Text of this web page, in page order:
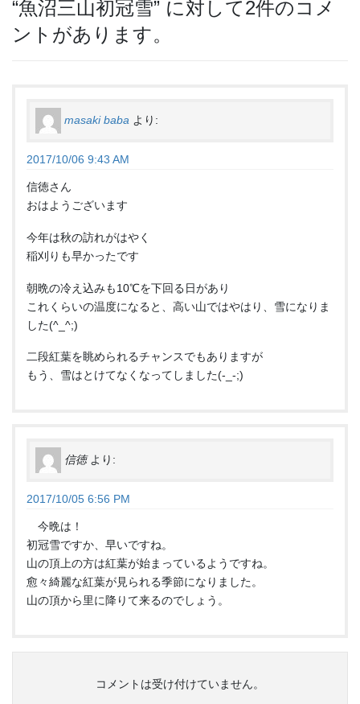
“魚沼三山初冠雪” に対して2件のコメ
ントがあります。
masaki baba より:
2017/10/06 9:43 AM
信徳さん
おはようございます
今年は秋の訪れがはやく
稲刈りも早かったです
朝晩の冷え込みも10℃を下回る日があり
これくらいの温度になると、高い山ではやはり、雪になりま
した(^_^;)
二段紅葉を眺められるチャンスでもありますが
もう、雪はとけてなくなってしました(-_-;)
信徳 より:
2017/10/05 6:56 PM
今晩は！
初冠雪ですか、早いですね。
山の頂上の方は紅葉が始まっているようですね。
愈々綺麗な紅葉が見られる季節になりました。
山の頂から里に降りて来るのでしょう。
コメントは受け付けていません。